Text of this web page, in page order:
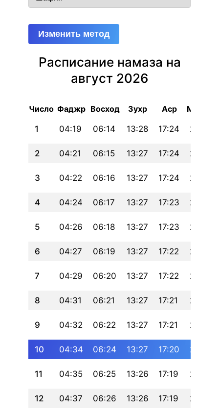
Изменить метод
Расписание намаза на
август 2026
Число Фаджр Восход Зухр Аср Магриб
1 04:19 06:14 13:28 17:24 20:41
2 04:21 06:15 13:27 17:24 20:40
3 04:22 06:16 13:27 17:24 20:39
4 04:24 06:17 13:27 17:23 20:37
5 04:26 06:18 13:27 17:23 20:36
6 04:27 06:19 13:27 17:22 20:35
7 04:29 06:20 13:27 17:22 20:34
8 04:31 06:21 13:27 17:21 20:32
9 04:32 06:22 13:27 17:21 20:31
10 04:34 06:24 13:27 17:20 20:30
11 04:35 06:25 13:26 17:19 20:28
12 04:37 06:26 13:26 17:19 20:27